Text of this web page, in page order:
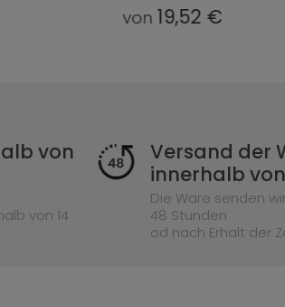
von19,52 €
von
von 14
Versand der
innerhalb
Die Ware senden
48 Stunden
od nach Erhalt der